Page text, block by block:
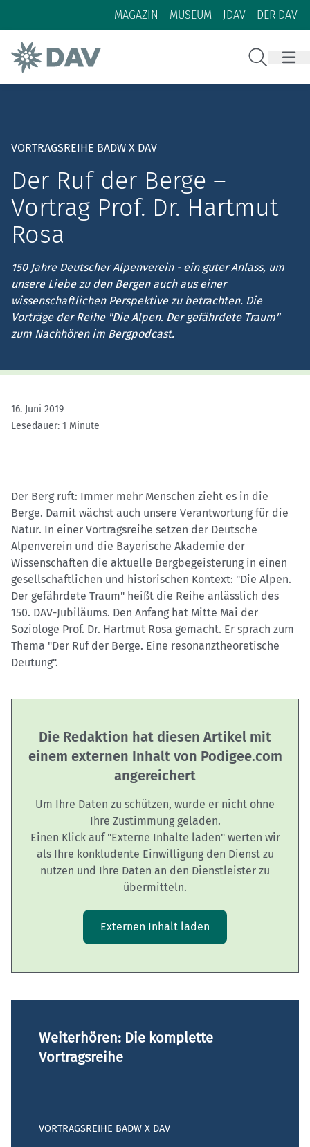
Zum Inhalt
Zur Footer-Navigation
MAGAZIN MUSEUM JDAV DER DAV
VORTRAGSREIHE BADW X DAV
Der Ruf der Berge –
Vortrag Prof. Dr. Hartmut
Rosa
150 Jahre Deutscher Alpenverein - ein guter Anlass, um
unsere Liebe zu den Bergen auch aus einer
wissenschaftlichen Perspektive zu betrachten. Die
Vorträge der Reihe "Die Alpen. Der gefährdete Traum"
zum Nachhören im Bergpodcast.
16. Juni 2019
Lesedauer: 1 Minute
Der Berg ruft: Immer mehr Menschen zieht es in die
Berge. Damit wächst auch unsere Verantwortung für die
Natur. In einer Vortragsreihe setzen der Deutsche
Alpenverein und die Bayerische Akademie der
Wissenschaften die aktuelle Bergbegeisterung in einen
gesellschaftlichen und historischen Kontext: "Die Alpen.
Der gefährdete Traum" heißt die Reihe anlässlich des
150. DAV-Jubiläums. Den Anfang hat Mitte Mai der
Soziologe Prof. Dr. Hartmut Rosa gemacht. Er sprach zum
Thema "Der Ruf der Berge. Eine resonanztheoretische
Deutung".
Die Redaktion hat diesen Artikel mit
einem externen Inhalt von Podigee.com
angereichert
Um Ihre Daten zu schützen, wurde er nicht ohne
Ihre Zustimmung geladen.
Einen Klick auf "Externe Inhalte laden" werten wir
als Ihre konkludente Einwilligung den Dienst zu
nutzen und Ihre Daten an den Dienstleister zu
übermitteln.
Externen Inhalt laden
Weiterhören: Die komplette
Vortragsreihe
VORTRAGSREIHE BADW X DAV